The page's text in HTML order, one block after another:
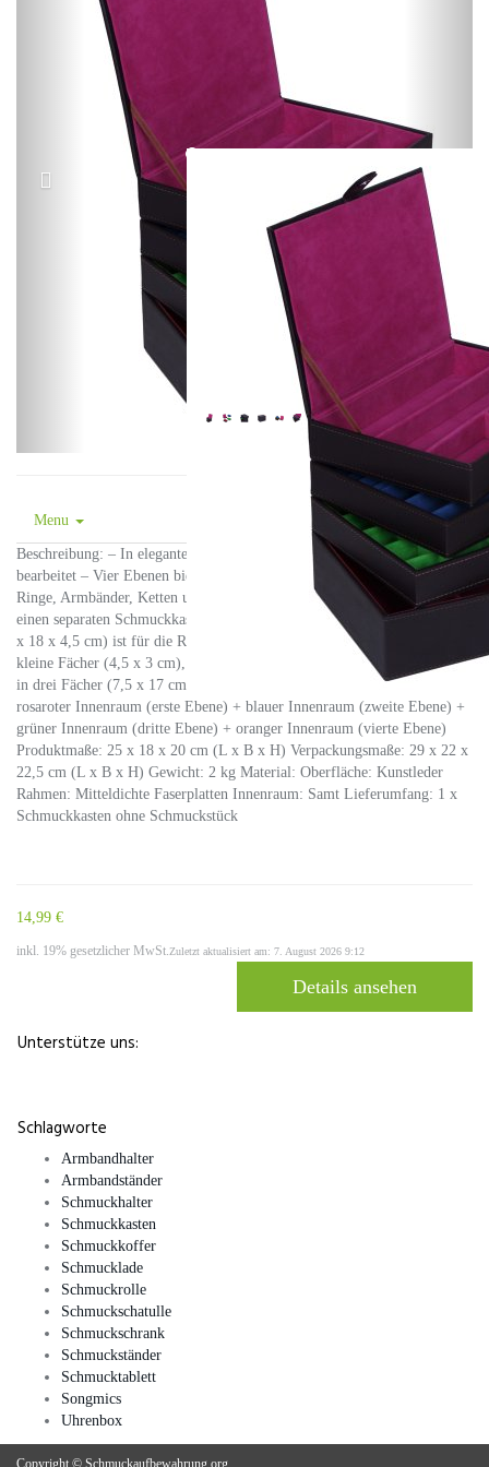
Menu
Beschreibung: – In elegantem und modernem Design und sorgsam
bearbeitet – Vier Ebenen bieten verschiedene Ablagemöglichkeit Ihrer
Ringe, Armbänder, Ketten und vieles mehr an – Die erste Ebene ist selbst
einen separaten Schmuckkasten (25 x 18 x 4,5 cm), die zweite Ebene (25
x 18 x 4,5 cm) ist für die Ringaufbewahrung, die dritte Ebene hat 25
kleine Fächer (4,5 x 3 cm), die vierte Ebene (25 x 18 x 6,5 cm) wird sich
in drei Fächer (7,5 x 17 cm) unterteilt. Produktdetails: Farbe: Braun +
rosaroter Innenraum (erste Ebene) + blauer Innenraum (zweite Ebene) +
grüner Innenraum (dritte Ebene) + oranger Innenraum (vierte Ebene)
Produktmaße: 25 x 18 x 20 cm (L x B x H) Verpackungsmaße: 29 x 22 x
22,5 cm (L x B x H) Gewicht: 2 kg Material: Oberfläche: Kunstleder
Rahmen: Mitteldichte Faserplatten Innenraum: Samt Lieferumfang: 1 x
Schmuckkasten ohne Schmuckstück
14,99 €
inkl. 19% gesetzlicher MwSt.Zuletzt aktualisiert am: 7. August 2026 9:12
Details ansehen
Unterstütze uns:
Schlagworte
Armbandhalter
Armbandständer
Schmuckhalter
Schmuckkasten
Schmuckkoffer
Schmucklade
Schmuckrolle
Schmuckschatulle
Schmuckschrank
Schmuckständer
Schmucktablett
Songmics
Uhrenbox
Copyright © Schmuckaufbewahrung.org